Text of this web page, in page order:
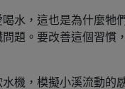
水，這也是為什麼牠
題。要改善這個習慣
機，模擬小溪流動的